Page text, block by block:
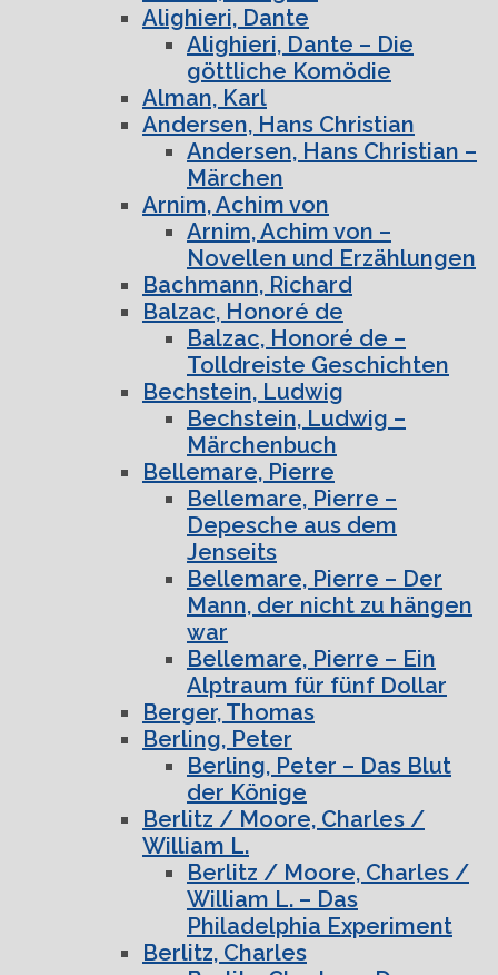
Alighieri, Dante
Alighieri, Dante – Die
göttliche Komödie
Alman, Karl
Andersen, Hans Christian
Andersen, Hans Christian –
Märchen
Arnim, Achim von
Arnim, Achim von –
Novellen und Erzählungen
Bachmann, Richard
Balzac, Honoré de
Balzac, Honoré de –
Tolldreiste Geschichten
Bechstein, Ludwig
Bechstein, Ludwig –
Märchenbuch
Bellemare, Pierre
Bellemare, Pierre –
Depesche aus dem
Jenseits
Bellemare, Pierre – Der
Mann, der nicht zu hängen
war
Bellemare, Pierre – Ein
Alptraum für fünf Dollar
Berger, Thomas
Berling, Peter
Berling, Peter – Das Blut
der Könige
Berlitz / Moore, Charles /
William L.
Berlitz / Moore, Charles /
William L. – Das
Philadelphia Experiment
Berlitz, Charles